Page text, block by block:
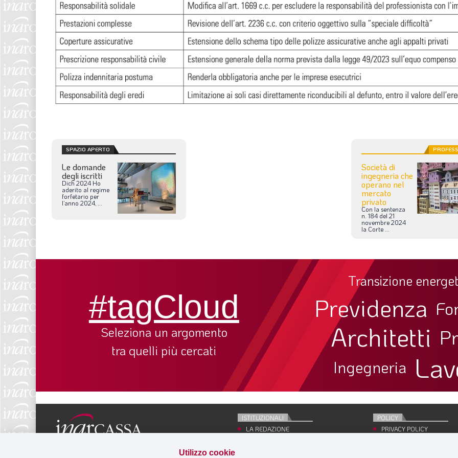
SPAZIO APERTO
Le domande
degli iscritti
Dich2024 Ho
aderito al regime
forfetario per
l’anno 2024,
Società di
ingegneria che
operano nel
mercato
privato
Con la sentenza
n. 184 del 21
novembre2024
la Corte
#tagCloud
Seleziona un argomento
tra quelli più cercati
Transizione
Previdenza
Architetti
Ingegneria
ISTITUZIONALI
LA REDAZIONE
POLICY
PRIVACY POLICY
Utilizzo cookie